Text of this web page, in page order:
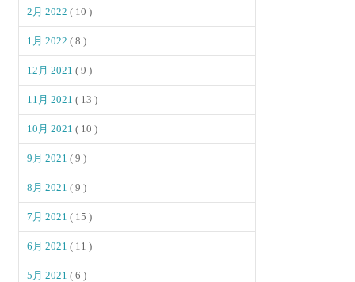
2月 2022( 10 )
1月 2022( 8 )
12月 2021( 9 )
11月 2021( 13 )
10月 2021( 10 )
9月 2021( 9 )
8月 2021( 9 )
7月 2021( 15 )
6月 2021( 11 )
5月 2021( 6 )